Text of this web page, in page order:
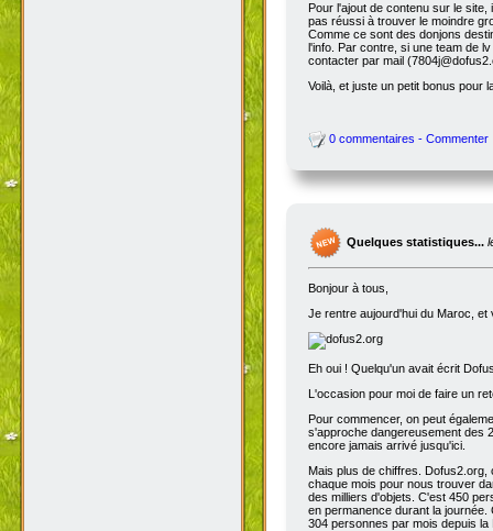
Pour l'ajout de contenu sur le
pas réussi à trouver le moindre
Comme ce sont des donjons
l'info. Par contre, si une team de
contacter par mail
Voilà, et juste un petit bonus pour
0 commentaires - Commenter
Quelques statistiques...
Bonjour à tous,
Je rentre aujourd'hui du Maroc, et
Eh oui ! Quelqu'un avait écrit
L'occasion pour moi de faire un
Pour commencer, on peut
s'approche dangereusement des
encore jamais arrivé jusqu'ici.
Mais plus de chiffres.
chaque mois pour nous trouver
des milliers d'objets. C'est 450
en permanence durant la
304 personnes par mois depuis